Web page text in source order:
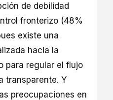
de debilidad
fronterizo (48%
existe una
hacia la
para regular el flujo
transparente. Y
preocupaciones en